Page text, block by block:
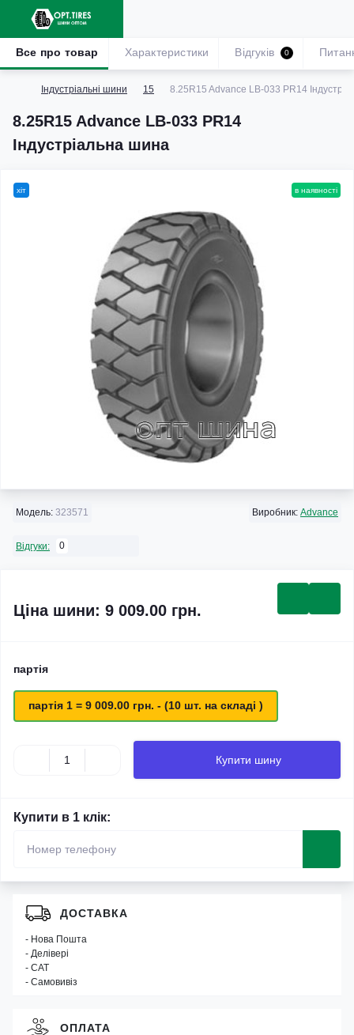
Індустріальні шини 15 8.25R15 Advance LB-033 PR14
8.25R15 Advance LB-033 PR14
Індустріальна шина
Все про товар Характеристики Відгуків 0
хіт в наявності
Модель: 323571 Виробник: Advance
Відгуки: 0
Ціна шини: 9 009.00 грн.
партія
партія 1 = 9 009.00 грн. - (10 шт. на складі )
Купити шину
Купити в 1 клік:
ДОСТАВКА
- Нова Пошта
- Делівері
- САТ
- Самовивіз
ОПЛАТА